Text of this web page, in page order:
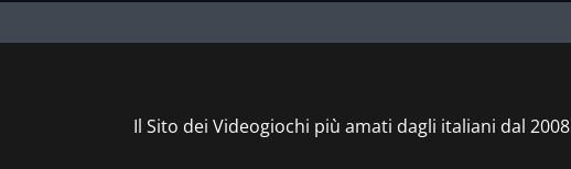
Il Sito dei Videogiochi più amati dagli italiani dal 2008